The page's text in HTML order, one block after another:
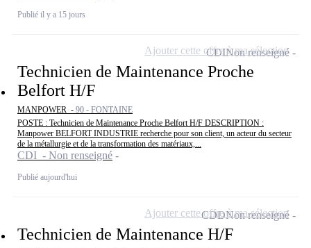
Publié il y a 15 jours
Technicien de Maintenance Proche
Belfort H/F
MANPOWER - 90 - FONTAINE
POSTE : Technicien de Maintenance Proche Belfort H/F DESCRIPTION :
Manpower BELFORT INDUSTRIE recherche pour son client, un acteur du secteur
de la métallurgie et de la transformation des matériaux,...
CDI - Non renseigné
Publié aujourd'hui
CDINon renseigné
Ajouter cette offre à ma sélection
Technicien de Maintenance H/F
CDDNon renseigné
Ajouter cette offre à ma sélection